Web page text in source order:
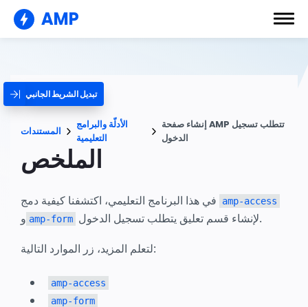
AMP
تبديل الشريط الجانبي
المستندات
الأدلّة والبرامج
التعليمية
إنشاء صفحة AMP تتطلب تسجيل
الدخول
الملخص
amp-access
و amp-form
لإنشاء قسم تعليق يتطلب تسجيل الدخول.
لتعلم المزيد، زر الموارد التالية:
amp-access
amp-form